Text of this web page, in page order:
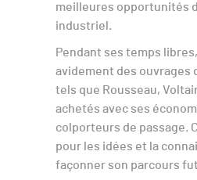
meilleures opportunités
industriel.
Pendant ses temps
avidement des ouvrages
tels que Rousseau,
achetés avec ses
colporteurs de passage.
pour les idées et la
façonner son parcours